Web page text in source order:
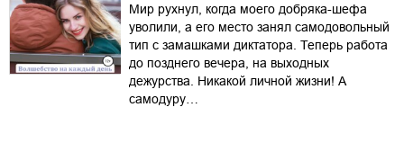
Мир рухнул, когда моего добряка-шефа
уволили, а его место занял самодовольный
тип с замашками диктатора. Теперь работа
до позднего вечера, на выходных
дежурства. Никакой личной жизни! А
самодуру…